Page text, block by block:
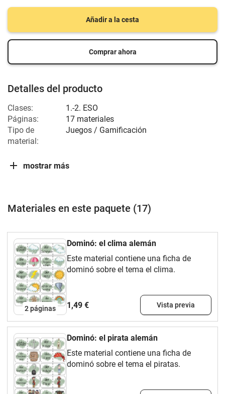
Añadir a la cesta
Comprar ahora
Detalles del producto
Clases:
1.-2. ESO
Páginas:
17 materiales
Tipo de
material:
Juegos / Gamificación
mostrar más
Materiales en este paquete (17)
2páginas
Dominó: el clima alemán
Este material contiene una ficha de
dominó sobre el tema el clima.
1,49 € Vista previa
Dominó: el pirata alemán
Este material contiene una ficha de
dominó sobre el tema el piratas.